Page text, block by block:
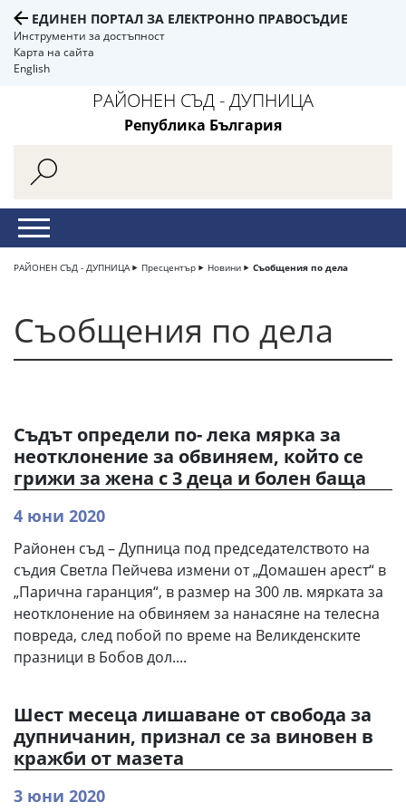
ЕДИНЕН ПОРТАЛ ЗА ЕЛЕКТРОННО ПРАВОСЪДИЕ
Инструменти за достъпност
Карта на сайта
English
РАЙОНЕН СЪД - ДУПНИЦА
Република България
РАЙОНЕН СЪД - ДУПНИЦА Пресцентър Новини Съобщения по дела
Съобщения по дела
Съдът определи по- лека мярка за
неотклонение за обвиняем, който се
грижи за жена с 3 деца и болен баща
4 юни 2020
Районен съд – Дупница под председателството на
съдия Светла Пейчева измени от „Домашен арест“ в
„Парична гаранция“, в размер на 300 лв. мярката за
неотклонение на обвиняем за нанасяне на телесна
повреда, след побой по време на Великденските
празници в Бобов дол....
Шест месеца лишаване от свобода за
дупничанин, признал се за виновен в
кражби от мазета
3 юни 2020